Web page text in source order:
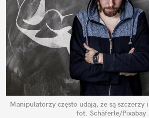
Manipulatorzy często udają, że są szczerzy
fot. Schäferle/Pixabay